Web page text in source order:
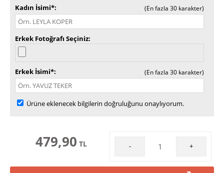
Kadın İsimi* (En fazla 30 karakter)
Erkek Fotoğrafı Seçiniz
Erkek İsimi* (En fazla 30 karakter)
Ürüne eklenecek bilgilerin doğruluğunu onaylıyorum.
479,90 TL - +